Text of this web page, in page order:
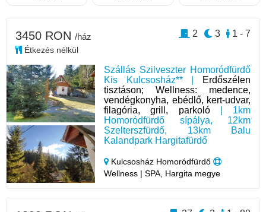
Szállás Szilveszter Homoródfürdő
Kis Kulcsosház** |
Erdőszélen
tisztáson; Wellness: medence,
vendégkonyha, ebédlő, kert-udvar,
filagória, grill, parkoló| 1km
Homoródfürdő sípálya, 12km
Szelterszfürdő, 13km Balu
Kalandpark Hargitafürdő
Kulcsosház Homoródfürdő
Wellness | SPA, Hargita megye
3450 RON /ház
Étkezés nélkül
1 - 7
3
2